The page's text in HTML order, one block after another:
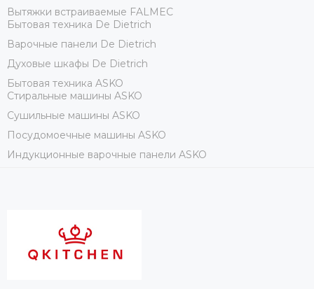
Вытяжки встраиваемые FALMEC
Бытовая техника De Dietrich
Варочные панели De Dietrich
Духовые шкафы De Dietrich
Бытовая техника ASKO
Стиральные машины ASKO
Сушильные машины ASKO
Посудомоечные машины ASKO
Индукционные варочные панели ASKO